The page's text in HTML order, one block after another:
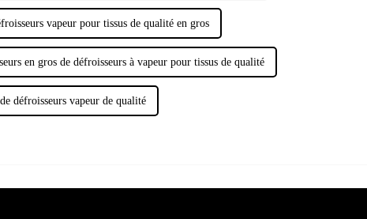
vapeur pour tissus de qualité en gros
en gros de défroisseurs à vapeur pour tissus de qualité
défroisseurs vapeur de qualité